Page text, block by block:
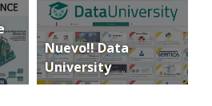
Nuevo!! Data
University